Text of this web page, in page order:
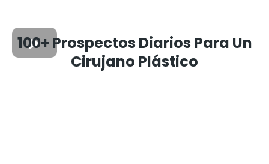
100+ Prospectos Diarios Para Un
Cirujano Plástico